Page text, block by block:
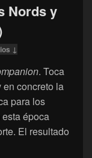
Nords y
↓
. Toca
en concreto la
para los
época
El resultado